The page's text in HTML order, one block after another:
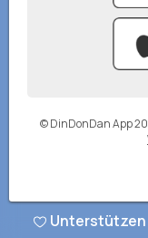
© DinDonDan App
Unterstützen